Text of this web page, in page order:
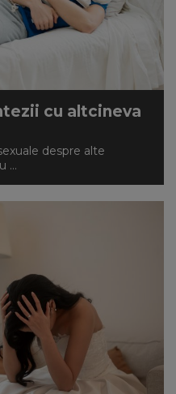
cu altcineva
despre alte
...